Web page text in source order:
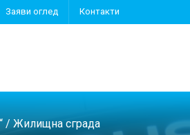
Заяви оглед Контакти
/ Жилищна сграда